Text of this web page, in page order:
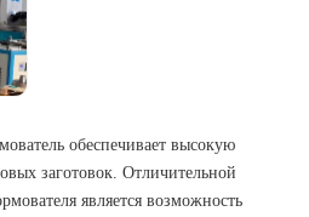
обеспечивает высокую
заготовок. Отличительной
является возможность